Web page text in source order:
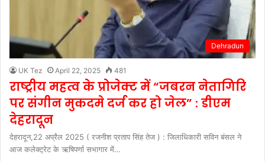
Dehradun
UK Tez April 22, 2025 481
राष्ट्रीय महत्व के प्रोजेक्ट में “जबरन नेतागिरि
पर संगीन मुकदमे दर्ज कर हो जेल” : डीएम
देहरादून
देहरादून,22 अप्रैल 2025 ( रजनीश प्रताप सिंह तेज ) : जिलाधिकारी सविन बंसल ने
आज कलेक्ट्रेट के ऋषिपर्णा सभागार में…